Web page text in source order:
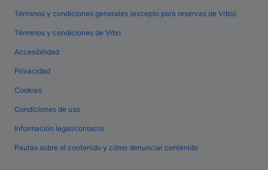
Términos y condiciones generales (excepto para reservas de Vrbo)
Términos y condiciones de Vrbo
Accesibilidad
Privacidad
Cookies
Condiciones de uso
Información legal/contacto
Pautas sobre el contenido y cómo denunciar contenido